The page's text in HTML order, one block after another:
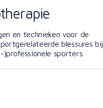
en technieken voor de
blessures bij
sporters.